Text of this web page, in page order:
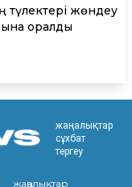
түлектері жөндеу
оралды
жаңалықтар
сұхбат
тергеу
жаңалықтар